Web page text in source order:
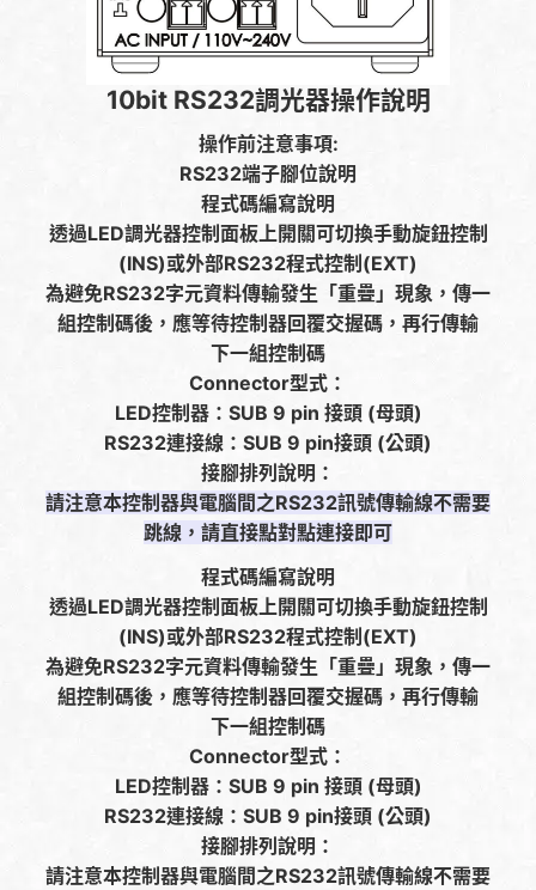
10bit RS232調光器操作說明
操作前注意事項:
RS232端子腳位說明
程式碼編寫說明
透過LED調光器控制面板上開關可切換手動旋鈕控制
(INS)或外部RS232程式控制(EXT)
為避免RS232字元資料傳輸發生「重疊」現象，傳一
組控制碼後，應等待控制器回覆交握碼，再行傳輸
下一組控制碼
Connector型式：
LED控制器：SUB 9 pin 接頭 (母頭)
RS232連接線：SUB 9 pin接頭 (公頭)
接腳排列說明：
請注意本控制器與電腦間之RS232訊號傳輸線不需要
跳線，請直接點對點連接即可
程式碼編寫說明
透過LED調光器控制面板上開關可切換手動旋鈕控制
(INS)或外部RS232程式控制(EXT)
為避免RS232字元資料傳輸發生「重疊」現象，傳一
組控制碼後，應等待控制器回覆交握碼，再行傳輸
下一組控制碼
Connector型式：
LED控制器：SUB 9 pin 接頭 (母頭)
RS232連接線：SUB 9 pin接頭 (公頭)
接腳排列說明：
請注意本控制器與電腦間之RS232訊號傳輸線不需要